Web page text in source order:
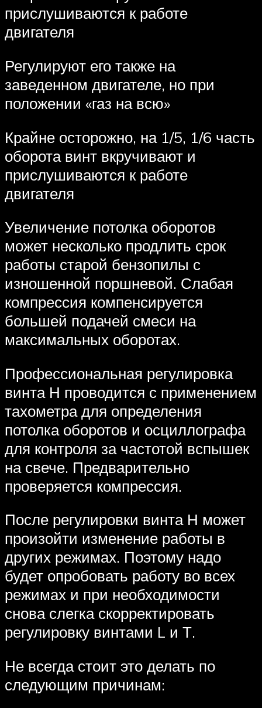
прислушиваются к работе
двигателя
Регулируют его также на
заведенном двигателе, но при
положении «газ на всю»
Крайне осторожно, на 1/5, 1/6 часть
оборота винт вкручивают и
прислушиваются к работе
двигателя
Увеличение потолка оборотов
может несколько продлить срок
работы старой бензопилы с
изношенной поршневой. Слабая
компрессия компенсируется
большей подачей смеси на
максимальных оборотах.
Профессиональная регулировка
винта Н проводится с применением
тахометра для определения
потолка оборотов и осциллографа
для контроля за частотой вспышек
на свече. Предварительно
проверяется компрессия.
После регулировки винта Н может
произойти изменение работы в
других режимах. Поэтому надо
будет опробовать работу во всех
режимах и при необходимости
снова слегка скорректировать
регулировку винтами L и Т.
Не всегда стоит это делать по
следующим причинам: